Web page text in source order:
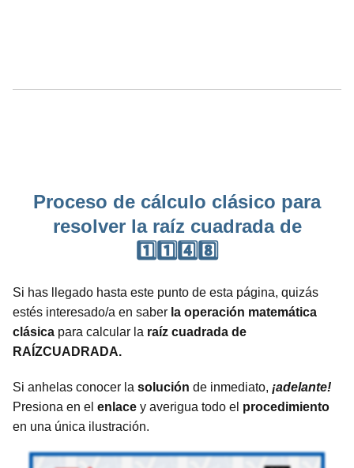
Proceso de cálculo clásico para
resolver la raíz cuadrada de
1️⃣1️⃣4️⃣8️⃣
Si has llegado hasta este punto de esta página, quizás
estés interesado/a en saber la operación matemática
clásica para calcular la raíz cuadrada de
RAÍZCUADRADA.
Si anhelas conocer la solución de inmediato, ¡adelante!
Presiona en el enlace y averigua todo el procedimiento
en una única ilustración.